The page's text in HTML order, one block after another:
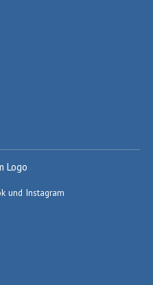
und Instagram